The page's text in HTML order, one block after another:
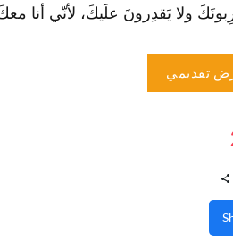
ولا يَقدِرونَ علَيكَ، لأنّي أنا
تقديمي